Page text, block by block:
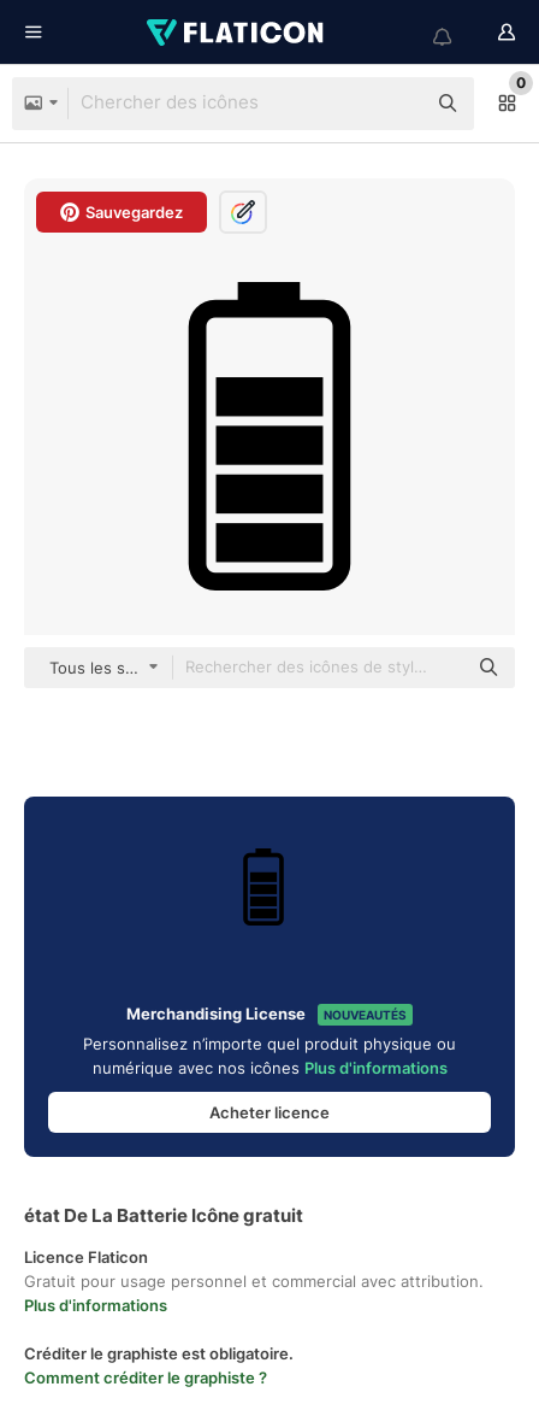
0
Sauvegardez
Tous les styles
Merchandising License NOUVEAUTÉS
Personnalisez n’importe quel produit physique ou
numérique avec nos icônes Plus d'informations
Acheter licence
état De La Batterie Icône gratuit
Licence Flaticon
Gratuit pour usage personnel et commercial avec attribution.
Plus d'informations
Créditer le graphiste est obligatoire.
Comment créditer le graphiste ?